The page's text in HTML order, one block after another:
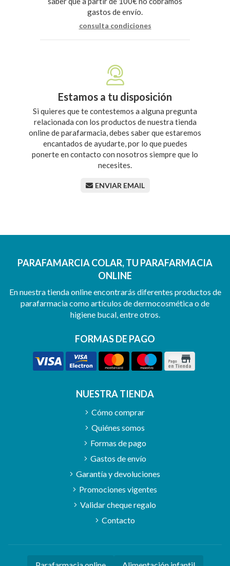
gastos de envío.
consulta condiciones
Estamos a tu disposición
Si quieres que te contestemos a alguna pregunta
relacionada con los productos de nuestra tienda
online de parafarmacia, debes saber que estaremos
encantados de ayudarte, por lo que puedes
ponerte en contacto con nosotros siempre que lo
necesites.
ENVIAR EMAIL
PARAFAMARCIA COLAR, TU PARAFARMACIA
ONLINE
En nuestra tienda online encontrarás diferentes productos de
parafarmacia como artículos de dermocosmética o de
higiene bucal, entre otros.
FORMAS DE PAGO
NUESTRA TIENDA
Cómo comprar
Quiénes somos
Formas de pago
Gastos de envío
Garantía y devoluciones
Promociones vigentes
Validar cheque regalo
Contacto